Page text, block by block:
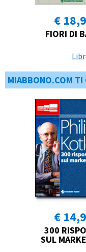
€
FIORI DI
MIABBONO.COM TI
€
300
SUL